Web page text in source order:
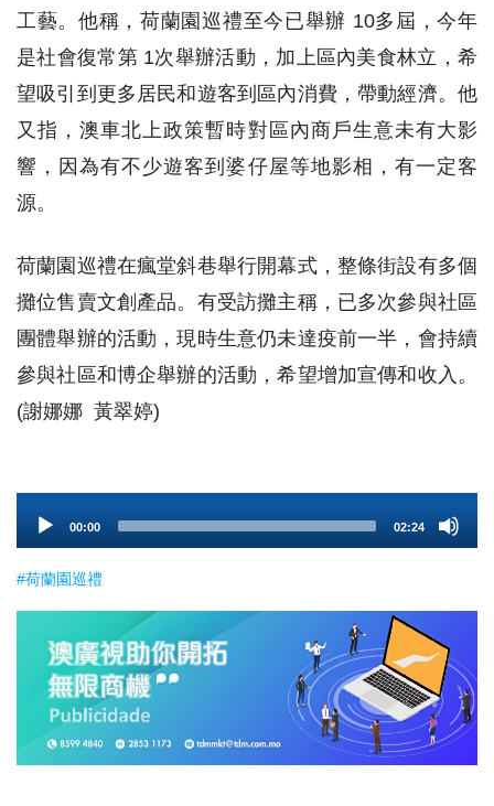
工藝。他稱，荷蘭園巡禮至今已舉辦 10多屆，今年
是社會復常第 1次舉辦活動，加上區內美食林立，希
望吸引到更多居民和遊客到區內消費，帶動經濟。他
又指，澳車北上政策暫時對區內商戶生意未有大影
響，因為有不少遊客到婆仔屋等地影相，有一定客
源。
荷蘭園巡禮在瘋堂斜巷舉行開幕式，整條街設有多個
攤位售賣文創產品。有受訪攤主稱，已多次參與社區
團體舉辦的活動，現時生意仍未達疫前一半，會持續
參與社區和博企舉辦的活動，希望增加宣傳和收入。
(謝娜娜 黃翠婷)
Player
00:00 02:24
#荷蘭園巡禮